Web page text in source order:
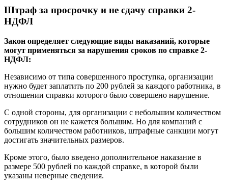
Штраф за просрочку и не сдачу справки 2-
НДФЛ
Закон определяет следующие виды наказаний, которые
могут применяться за нарушения сроков по справке 2-
НДФЛ:
Независимо от типа совершенного проступка, организации
нужно будет заплатить по 200 рублей за каждого работника, в
отношении справки которого было совершено нарушение.
С одной стороны, для организации с небольшим количеством
сотрудников он не кажется большим. Но для компаний с
большим количеством работников, штрафные санкции могут
достигать значительных размеров.
Кроме этого, было введено дополнительное наказание в
размере 500 рублей по каждой справке, в которой были
указаны неверные сведения.